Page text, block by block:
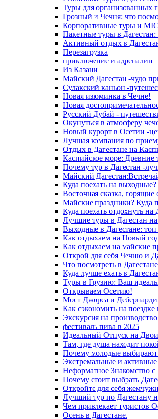
Туры для организованных
Грозный и Чечня: что
Корпоративные туры и
Пакетные туры в
Активный отдых в
Перезагрузка
приключение и адреналин
Из Казани
Майский Дагестан -чудо
Сулакский каньон -
Новая изюминка в Чечне!
Новая
Русский Дубай -
Окунуться в атмосферу
Новый курорт в Осетии -
Лучшая компания по
Отдых в Дагестане на
Каспийское море: Древние
Почему тур в Дагестан -
Майский
Куда поехать на выходные?
Восточная сказка, горящие
Майские праздники? Куда
Куда поехать отдохнуть
Лучшие туры в Дагестан
Выходные в Дагестане: топ
Как отдыхаем на Новый
Как отдыхаем на майские
Открой для себя Чечню и
Что посмотреть в
Куда лучше ехать в
Туры в Грузию: Ваш
Открываем Осетию!
Мост Джорса и
Как сэкономить на
Экскурсия на
фестиваль пива в 2025
Идеальный Отпуск на
Там, где душа находит
Почему молодые выбирают
Экстремальные и активные
Неформатное Знакомство с
Почему стоит выбрать
Откройте для себя
Лучший тур по Дагестану
Чем привлекает туристов
Осень в Дагестане.